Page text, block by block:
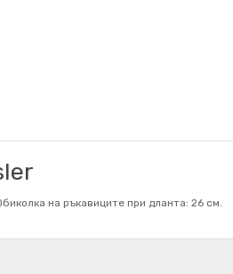
на ръкaвиците при дланта: 26 см.